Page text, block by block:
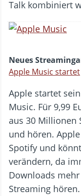
Talk kombiniert
Neues
Apple Music startet
Apple startet
Music. Für 9,99
aus 30 Millionen
und hören.
Spotify und
verändern, da
Downloads
Streaming hören.